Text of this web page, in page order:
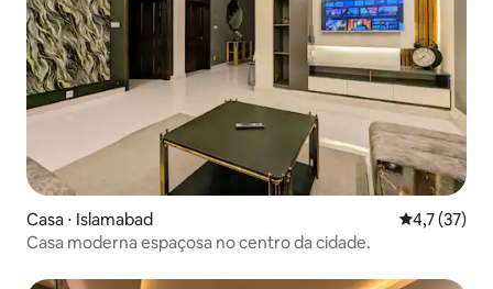
Casa ⋅ Islamabad 4,7 de uma
4,7 (37)
Casa moderna espaçosa no centro da cidade.